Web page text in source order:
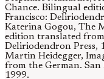
Chance. Bilingual
Francisco:
Katerina Gogou, The
edition translated from
Deliriodendron Press,
Martin Heidegger,
from the German. San
1999.